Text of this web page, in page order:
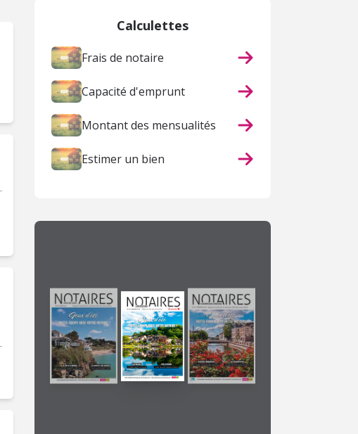
Calculettes
Frais de notaire
Capacité d'emprunt
Montant des mensualités
Estimer un bien